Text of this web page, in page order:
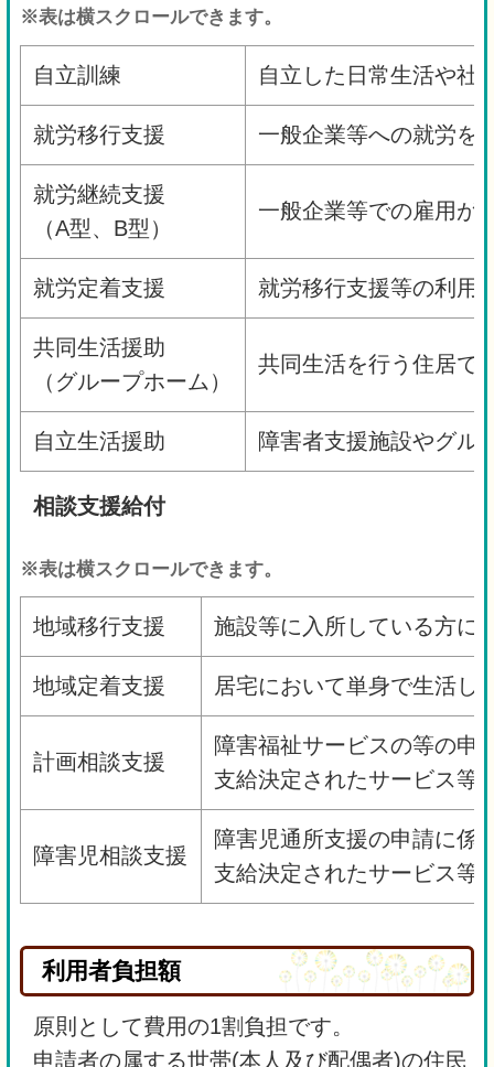
※表は横スクロールできます。
自立訓練 自立した日常生活や社
就労移行支援 一般企業等への就労を
就労継続支援
（A型、B型）
一般企業等での雇用が
就労定着支援 就労移行支援等の利用
共同生活援助
（グループホーム）
共同生活を行う住居で
自立生活援助 障害者支援施設やグル
相談支援給付
※表は横スクロールできます。
地域移行支援 施設等に入所している方に
地域定着支援 居宅において単身で生活し
計画相談支援
障害福祉サービスの等の申
支給決定されたサービス等
障害児相談支援
障害児通所支援の申請に係
支給決定されたサービス等
利用者負担額
原則として費用の1割負担です。
申請者の属する世帯(本人及び配偶者)の住民